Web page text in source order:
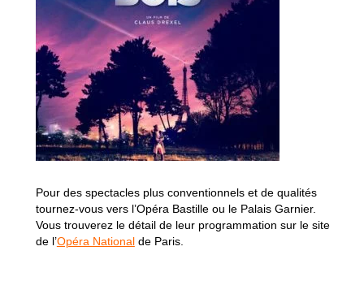
Pour des spectacles plus conventionnels et de qualités
tournez-vous vers l’Opéra Bastille ou le Palais Garnier.
Vous trouverez le détail de leur programmation sur le site
de l’Opéra Nationalde Paris.